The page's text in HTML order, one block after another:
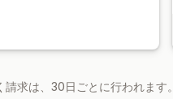
求は、30日ごとに行われます。